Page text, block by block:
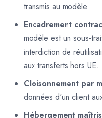
transmis au modèle.
Encadrement
modèle est un sous-
interdiction de
aux transferts hors UE.
Cloisonnement par
données d'un client
Hébergement